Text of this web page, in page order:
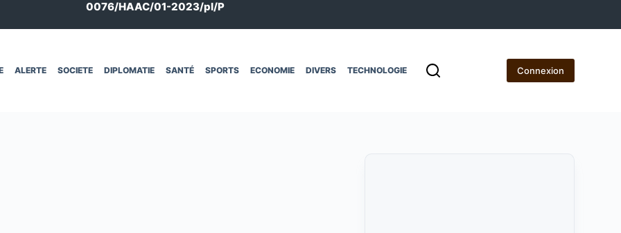
0076/HAAC/01-2023/pl/P
ALERTE SOCIETE DIPLOMATIE SANTÉ SPORTS ECONOMIE DIVERS TECHNOLOGIE Connexion